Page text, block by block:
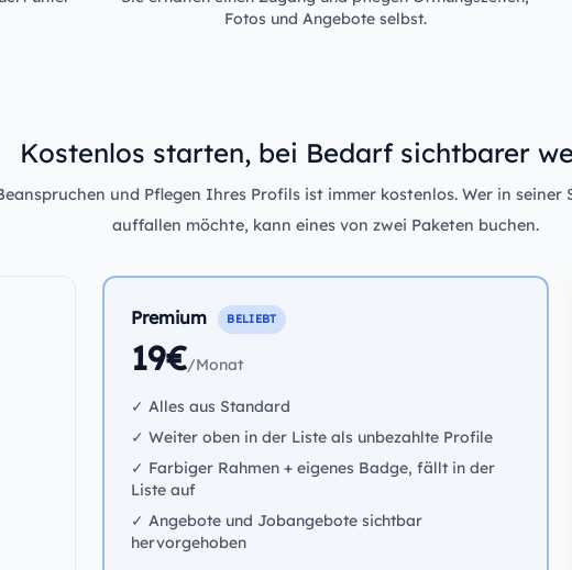
Fotos und Angebote selbst.
Kostenlos starten, bei Bedarf sichtbarer
und Pflegen Ihres Profils ist immer kostenlos. Wer in seiner
auffallen möchte, kann eines von zwei Paketen buchen.
Premium BELIEBT
19€/Monat
✓ Alles aus Standard
✓ Weiter oben in der Liste als unbezahlte Profile
✓ Farbiger Rahmen + eigenes Badge, fällt in der
Liste auf
✓ Angebote und Jobangebote sichtbar
hervorgehoben